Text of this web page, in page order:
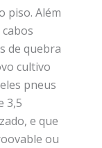
piso. Além
de quebra
cultivo
pneus
3,5
e que
ou